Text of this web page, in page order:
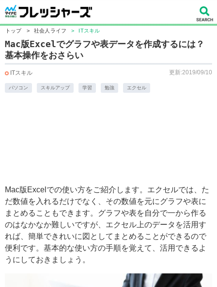
トップ > 社会人ライフ > ITスキル
Mac版Excelでグラフや表データを作成するには？
基本操作をおさらい
ITスキル 更新:2019/09/10
パソコン スキルアップ 学習 勉強 エクセル
Mac版Excelでの使い方をご紹介します。エクセルでは、た
だ数値を入れるだけでなく、その数値を元にグラフや表に
まとめることもできます。グラフや表を自分で一から作る
のはなかなか難しいですが、エクセル上のデータを活用す
れば、簡単できれいに図としてまとめることができるので
便利です。基本的な使い方の手順を覚えて、活用できるよ
うにしておきましょう。